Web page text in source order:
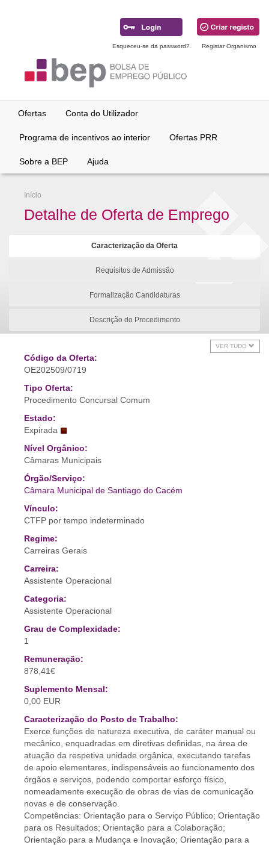
Esqueceu-se da password? Registar Organismo
Ofertas Conta do Utilizador
Programa de incentivos ao interior Ofertas PRR
Sobre a BEP Ajuda
Início
Detalhe de Oferta de Emprego
Caracterização da Oferta
Requisitos de Admissão
Formalização Candidaturas
Descrição do Procedimento
VER TUDO
Código da Oferta:
OE202509/0719
Tipo Oferta:
Procedimento Concursal Comum
Estado:
Expirada
Nível Orgânico:
Câmaras Municipais
Órgão/Serviço:
Câmara Municipal de Santiago do Cacém
Vínculo:
CTFP por tempo indeterminado
Regime:
Carreiras Gerais
Carreira:
Assistente Operacional
Categoria:
Assistente Operacional
Grau de Complexidade:
1
Remuneração:
878,41€
Suplemento Mensal:
0,00 EUR
Caracterização do Posto de Trabalho:
Exerce funções de natureza executiva, de caráter manual ou
mecânico, enquadradas em diretivas definidas, na área de
atuação da respetiva unidade orgânica, executando tarefas
de apoio elementares, indispensáveis ao funcionamento dos
órgãos e serviços, podendo comportar esforço físico,
nomeadamente execução de obras de vias de comunicação
novas e de conservação.
Competências: Orientação para o Serviço Público; Orientação
para os Resultados; Orientação para a Colaboração;
Orientação para a Mudança e Inovação; Orientação para a